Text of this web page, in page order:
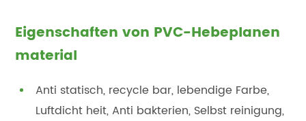
Eigenschaften von PVC-Hebeplanen
material
Anti statisch, recycle bar, lebendige Farbe,
Luftdicht heit, Anti bakterien, Selbst reinigung,